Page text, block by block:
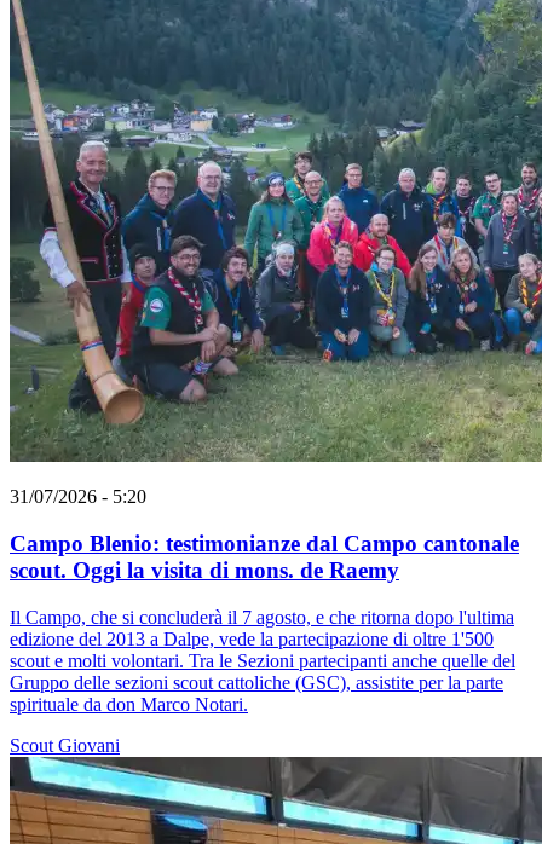
31/07/2026 - 5:20
Campo Blenio: testimonianze dal Campo cantonale
scout. Oggi la visita di mons. de Raemy
Il Campo, che si concluderà il 7 agosto, e che ritorna dopo l'ultima
edizione del 2013 a Dalpe, vede la partecipazione di oltre 1'500
scout e molti volontari. Tra le Sezioni partecipanti anche quelle del
Gruppo delle sezioni scout cattoliche (GSC), assistite per la parte
spirituale da don Marco Notari.
Scout Giovani